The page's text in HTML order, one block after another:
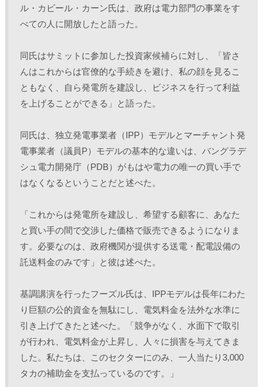
ル・カビール・カーン氏は、政府は電力部門の事業をす
べての人に開放したと語った。
同氏はサミットに参加した投資家候補らに対し、「皆さ
んはこれからは官僚的な手続きを避け、私の顔を見るこ
ともなく、自ら発電所を建設し、ビジネスを行って利益
を上げることができる」と語った。
同氏は、独立発電事業者（IPP）モデルとマーチャント発
電事業者（議員P）モデルの基本的な違いは、バングラデ
シュ電力開発庁（PDB）がもはや電力の唯一の買い手で
はなくなるということだと述べた。
「これからは発電所を建設し、希望する顧客に、あなた
と買い手の間で交渉した価格で販売できるようになりま
す。必要なのは、政府機関が提供する送電・配電設備の
託送料金のみです」と彼は述べた。
基調講演を行ったフーズル氏は、IPPモデルは長年にわた
り巨額の公的資金を無駄にし、電気料金を法外な水準に
引き上げてきたと述べた。「競争がなく、水面下で取引
が行われ、電気料金が上昇し、人々に損害を与えてきま
した。私たちは、このセクターにのみ、一人当たり3,000
タカの補助金を支払っているのです。」